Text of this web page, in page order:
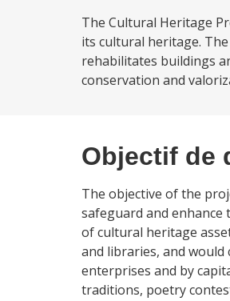
The Cultural Heritage
its cultural heritage.
rehabilitates buildings
conservation and
Objectif de
The objective of the
safeguard and
of cultural heritage
and libraries, and
enterprises and by
traditions, poetry